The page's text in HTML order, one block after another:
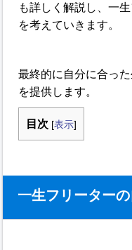
も詳しく解説し、一
を考えていきます。
最終的に自分に合っ
を提供します。
目次 [表示]
一生フリーター